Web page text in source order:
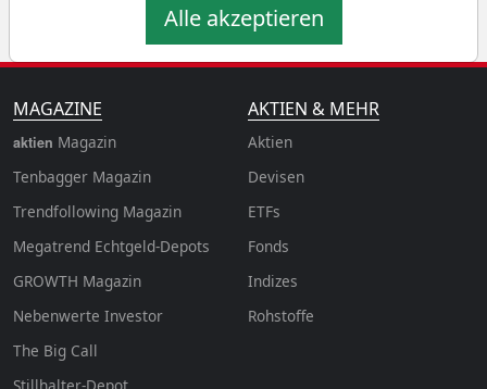
MAGAZINE
aktien Magazin
Tenbagger Magazin
Trendfollowing Magazin
Megatrend Echtgeld-Depots
GROWTH Magazin
Nebenwerte Investor
The Big Call
AKTIEN & MEHR
Aktien
Devisen
ETFs
Fonds
Indizes
Rohstoffe
Alle akzeptieren